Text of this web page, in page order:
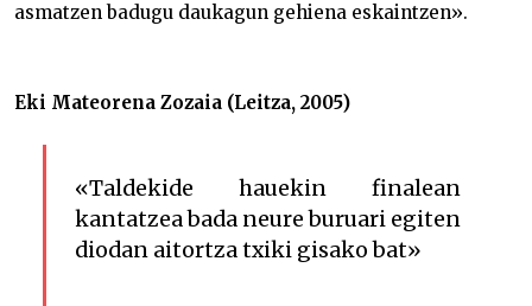
asmatzen badugu daukagun gehiena eskaintzen».
Eki Mateorena Zozaia (Leitza, 2005)
«Taldekide hauekin finalean
kantatzea bada neure buruari egiten
diodan aitortza txiki gisako bat»